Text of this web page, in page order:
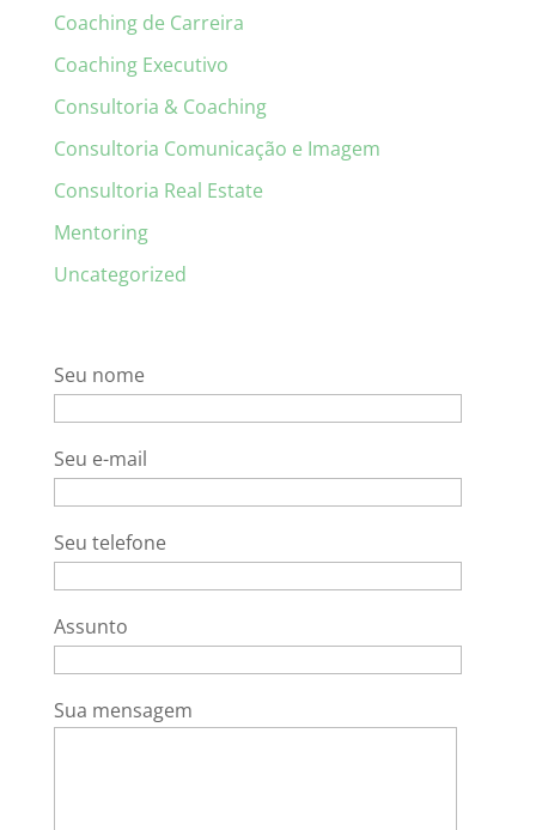
Coaching de Carreira
Coaching Executivo
Consultoria & Coaching
Consultoria Comunicação e Imagem
Consultoria Real Estate
Mentoring
Uncategorized
Seu nome
Seu e-mail
Seu telefone
Assunto
Sua mensagem